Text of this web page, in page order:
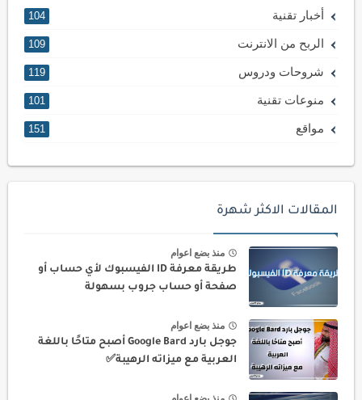
أخبار تقنية 104
الربح من الانترنت 109
شروحات ودروس 119
منوعات تقنية 101
مواقع 151
المقالات الاكثر شهرة
منذ بضع اعوام
طريقة معرفة ID الفيسبوك لأي حساب أو
صفحة أو حساب جروب بسهولة
منذ بضع اعوام
جوجل بارد Google Bard أصبح متاحًا باللغة
العربية مع ميزاته الرهيبة✅